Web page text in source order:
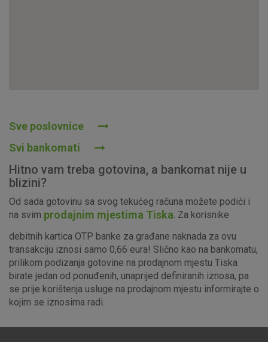
Sve poslovnice
Svi bankomati
Hitno vam treba gotovina, a bankomat nije u
blizini?
Od sada gotovinu sa svog tekućeg računa možete podići i
na svim prodajnim mjestima Tiska . Za korisnike
debitnih kartica OTP banke za građane naknada za ovu
transakciju iznosi samo 0,66 eura! Slično kao na bankomatu,
prilikom podizanja gotovine na prodajnom mjestu Tiska
birate jedan od ponuđenih, unaprijed definiranih iznosa, pa
se prije korištenja usluge na prodajnom mjestu informirajte o
kojim se iznosima radi.
Ovi kolačići nužni su za funkcioniranje internetske stranice i
postavljaju kao odgovor na vaše radnje koje uključuju zahtjev
za uslugama, kao što su postavke kolačića. Svoj preglednik
o njima, ali u tom slučaju neki dijelovi stranice neće raditi. Ti
kolačići ne pohranjuju nikakve informacije koje bi vas mogle
identificirati.
Detaljnije informacije o kolačićima